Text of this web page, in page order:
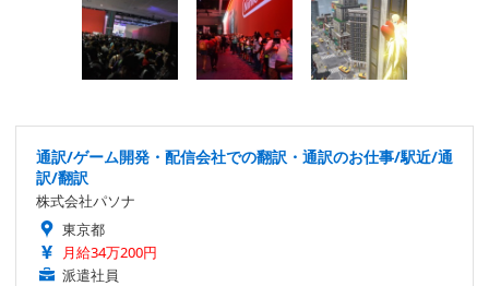
通訳/ゲーム開発・配信会社での翻訳・通訳のお仕事/駅近/通
訳/翻訳
株式会社パソナ
東京都
月給34万200円
派遣社員